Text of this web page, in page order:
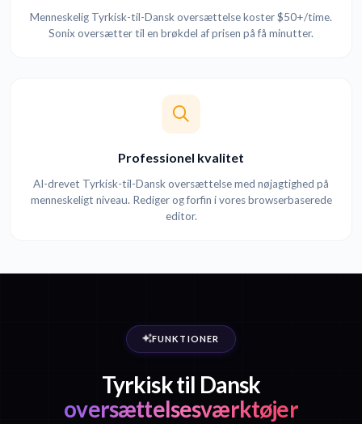
Menneskelig Tyrkisk-til-Dansk oversættelse koster $50+/time.
Sonix oversætter til en brøkdel af prisen på få minutter.
Professionel kvalitet
AI-drevet Tyrkisk-til-Dansk oversættelse med nøjagtighed på
menneskeligt niveau. Rediger og forfin i vores browserbaserede
editor.
FUNKTIONER
Tyrkisk til Dansk
oversættelsesværktøjer